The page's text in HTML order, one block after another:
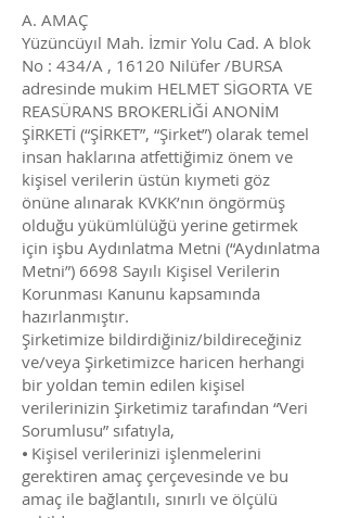
A. AMAÇ
Yüzüncüyıl Mah. İzmir Yolu Cad. A blok
No : 434/A , 16120 Nilüfer /BURSA
adresinde mukim HELMET SİGORTA VE
REASÜRANS BROKERLİĞİ ANONİM
ŞİRKETİ (“ŞİRKET”, “Şirket”) olarak temel
insan haklarına atfettiğimiz önem ve
kişisel verilerin üstün kıymeti göz
önüne alınarak KVKK’nın öngörmüş
olduğu yükümlülüğü yerine getirmek
için işbu Aydınlatma Metni (“Aydınlatma
Metni”) 6698 Sayılı Kişisel Verilerin
Korunması Kanunu kapsamında
hazırlanmıştır.
Şirketimize bildirdiğiniz/bildireceğiniz
ve/veya Şirketimizce haricen herhangi
bir yoldan temin edilen kişisel
verilerinizin Şirketimiz tarafından “Veri
Sorumlusu” sıfatıyla,
⦁ Kişisel verilerinizi işlenmelerini
gerektiren amaç çerçevesinde ve bu
amaç ile bağlantılı, sınırlı ve ölçülü